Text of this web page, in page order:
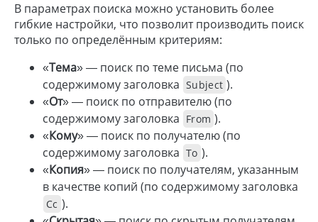
В параметрах поиска можно установить более
гибкие настройки, что позволит производить поиск
только по определённым критериям:
«Тема» — поиск по теме письма (по
содержимому заголовка Subject ).
«От» — поиск по отправителю (по
содержимому заголовка From ).
«Кому» — поиск по получателю (по
содержимому заголовка To ).
«Копия» — поиск по получателям, указанным
в качестве копий (по содержимому заголовка
Cc ).